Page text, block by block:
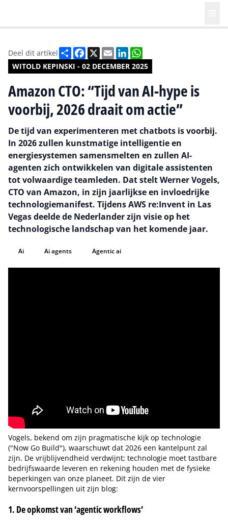
WITOLD KEPINSKI - 02 DECEMBER 2025
Deel dit artikel DeelFacebook
X EmailLinkedIn
Amazon CTO: “Tijd van AI-hype is
voorbij, 2026 draait om actie”
De tijd van experimenteren met chatbots is voorbij.
In 2026 zullen kunstmatige intelligentie en
energiesystemen samensmelten en zullen AI-
agenten zich ontwikkelen van digitale assistenten
tot volwaardige teamleden. Dat stelt Werner Vogels,
CTO van Amazon, in zijn jaarlijkse en invloedrijke
technologiemanifest. Tijdens AWS re:Invent in Las
Vegas deelde de Nederlander zijn visie op het
technologische landschap van het komende jaar.
Ai Ai agents Agentic ai
Vogels, bekend om zijn pragmatische kijk op technologie
("Now Go Build"), waarschuwt dat 2026 een kantelpunt zal
zijn. De vrijblijvendheid verdwijnt; technologie moet tastbare
bedrijfswaarde leveren en rekening houden met de fysieke
beperkingen van onze planeet. Dit zijn de vier
kernvoorspellingen uit zijn blog:
1. De opkomst van ‘agentic workflows’